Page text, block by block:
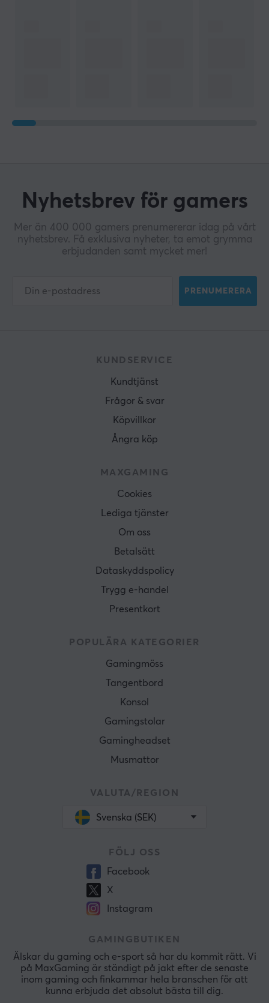
Nyhetsbrev för gamers
Mer än 400 000 gamers prenumererar idag på vårt
nyhetsbrev. Få exklusiva nyheter, ta emot grymma
erbjudanden samt mycket mer!
PRENUMERERA
KUNDSERVICE
Kundtjänst
Frågor & svar
Köpvillkor
Ångra köp
MAXGAMING
Cookies
Lediga tjänster
Om oss
Betalsätt
Dataskyddspolicy
Trygg e-handel
Presentkort
POPULÄRA KATEGORIER
Gamingmöss
Tangentbord
Konsol
Gamingstolar
Gamingheadset
Musmattor
VALUTA/REGION
Svenska (SEK)
FÖLJ OSS
Facebook
X
Instagram
GAMINGBUTIKEN
Älskar du gaming och e-sport så har du kommit rätt. Vi
på MaxGaming är ständigt på jakt efter de senaste
inom gaming och finkammar hela branschen för att
kunna erbjuda det absolut bästa till dig.